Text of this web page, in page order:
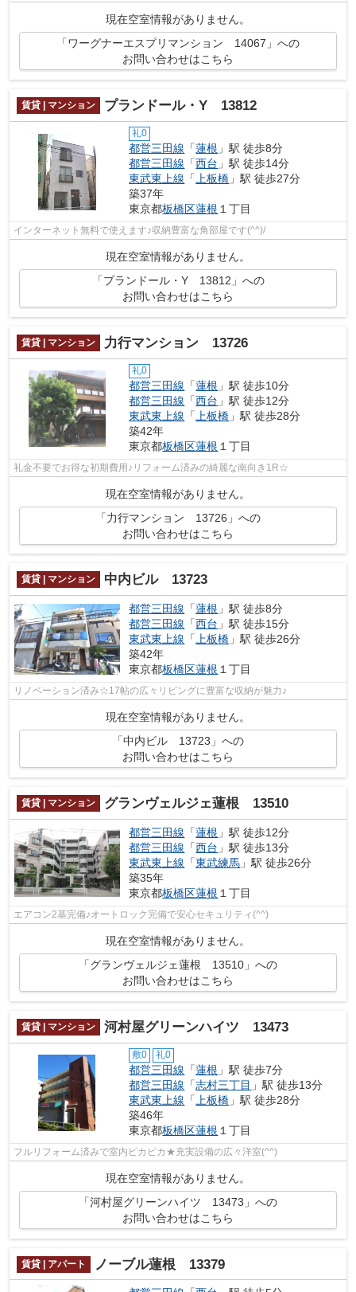
現在空室情報がありません。
「ワーグナーエスプリマンション 14067」への
お問い合わせはこちら
賃貸 | マンション プランドール・Y 13812
礼0
都営三田線 「蓮根 」駅 徒歩8分
都営三田線 「西台 」駅 徒歩14分
東武東上線 「 上板橋 」駅 徒歩27分
築37年
東京都板橋区蓮根 １丁目
インターネット無料で使えます♪収納豊富な角部屋です(^^)/
現在空室情報がありません。
「プランドール・Y 13812」への
お問い合わせはこちら
賃貸 | マンション 力行マンション 13726
礼0
都営三田線 「蓮根 」駅 徒歩10分
都営三田線 「西台 」駅 徒歩12分
東武東上線 「 上板橋 」駅 徒歩28分
築42年
東京都板橋区蓮根 １丁目
礼金不要でお得な初期費用♪リフォーム済みの綺麗な南向き1R☆
現在空室情報がありません。
「力行マンション 13726」への
お問い合わせはこちら
賃貸 | マンション 中内ビル 13723
都営三田線 「蓮根 」駅 徒歩8分
都営三田線 「西台 」駅 徒歩15分
東武東上線 「 上板橋 」駅 徒歩26分
築42年
東京都板橋区蓮根 １丁目
リノベーション済み☆17帖の広々リビングに豊富な収納が魅力♪
現在空室情報がありません。
「中内ビル 13723」への
お問い合わせはこちら
賃貸 | マンション グランヴェルジェ蓮根 13510
都営三田線 「蓮根 」駅 徒歩12分
都営三田線 「西台 」駅 徒歩13分
東武東上線 「東武練馬 」駅 徒歩26分
築35年
東京都板橋区蓮根 １丁目
エアコン2基完備♪オートロック完備で安心セキュリティ(^^)
現在空室情報がありません。
「グランヴェルジェ蓮根 13510」への
お問い合わせはこちら
賃貸 | マンション 河村屋グリーンハイツ 13473
敷0 礼0
都営三田線 「蓮根 」駅 徒歩7分
都営三田線 「志村三丁目 」駅 徒歩13分
東武東上線 「 上板橋 」駅 徒歩28分
築46年
東京都板橋区蓮根 １丁目
フルリフォーム済みで室内ピカピカ★充実設備の広々洋室(^^)
現在空室情報がありません。
「河村屋グリーンハイツ 13473」への
お問い合わせはこちら
賃貸 | アパート ノーブル蓮根 13379